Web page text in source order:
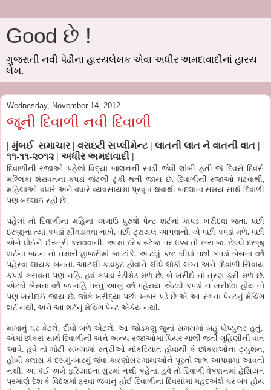
Good છે !
ગુજરાતી નવી પેઢીના હાસ્યલેખક એવા અધીર અમદાવાદીનાં હાસ્ય
લેખ.
Wednesday, November 14, 2012
જૂની દિવાળી નવી દિવાળી
| મુંબઈ સમાચાર | વરાઇટી સપ્લીમેન્ટ | લાતની લાત ને વાતની વાત |
૧૧-૧૧-૨૦૧૨ | અધીર અમદાવાદી |
દિવાળીની રજાઓ પહેલાં વિદ્યા બાલનની સાડી જેવી લાંબી હતી જે દિવસે દિવસે
મલ્લિકા શેરાવતના કપડાં જેટલી ટૂંકી થતી જાય છે. દિવાળીની રજાઓ ઘટવાથી,
મહિલાઓ વધારે અને વધારે વ્યવસાયમાં પ્રવૃત્ત થવાથી બદલાતા સમય સાથે દિવાળી
પણ બદલાઈ રહી છે.
પહેલાં તો દિવાળીના મહિના અગાઉ પુરુષો પેન્ટ શર્ટનાં કાપડ ખરીદવા જતાં.પછી
દરજીના ત્યાં કપડાં સીવડાવવા નાખે.પછી ટ્રાયલ આપવાનો. એ પછી કપડાં મળે. પછી
એને ધોઈને ઈસ્ત્રી કરાવવાની. આમાં દરેક સ્ટેજ પર ધક્કા તો ખરા જ. છેલ્લે દરજી
શર્ટના બટન તો તમારી હાજરીમાં જ ટાંકે. આટલું કષ્ટ લીધાં પછી કપડાં બેસતા વર્ષે
પહેરવા લાયક બનતાં. આટલી કડાકૂટ હોવાને લીધે લોકો લગ્ન અને દિવાળી સિવાય
કપડાં કરાવતા પણ નહિ.હવે કપડાં રેડીમેડ મળે છે. બે ખરીદો તો ત્રણ ફ્રી મળે છે.
એટલે બેસતા વર્ષે જ નહિ પરંતુ આખું વર્ષ પહેરાય એટલે કપડાં ન ખરીદવા હોય તો
પણ ખરીદાઈ જાય છે. જોકે ખરીદ્યા પછી ખબર પડે છે એ આ રંગના પેન્ટનું મેચિંગ
શર્ટ નથી, અને આ શર્ટનું મેચિંગ પેન્ટ એકેય નથી.
મામાનું ઘર કેટલે,દીવો બળે એટલે.આ જોડકણુ જુનાં સમયમાં બહુ પોપ્યુલર હતું.
એમાં છોકરાં સાથે દિવાળીની અને અન્ય રજાઓમાં પિયર ચાલી જતી ગૃહિણીની વાત
આવે. હવે તો મોટી સંખ્યામાં સ્ત્રીઓ નોકરિયાત હોવાથી કે છોકરાઓના ટ્યુશન,
હોબી ક્લાસ કે દસમું-બારમું જેવા કારણોસર મામાઓને પૂરતો લાભ આપવામાં આવતો
નથી. આ કંઈ અમે ફરિયાદના સુરમાં નથી કહેતા.હવે તો દિવાળી વેકશનમાં હેસિયત
પ્રમાણે દેશ કે વિદેશમાં ફરવા જવાનું હોઈ દિવાળીના દિવસોમાં મહદઅંશે ઘર બંધ હોય